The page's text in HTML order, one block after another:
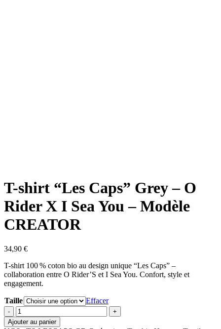
T-shirt “Les Caps” Grey – O
Rider X I Sea You – Modèle
CREATOR
34,90 €
T-shirt 100 % coton bio au design unique “Les Caps” –
collaboration entre O Rider’S et I Sea You. Confort, style et
engagement.
Taille
Effacer
quantité
de
Ajouter au panier